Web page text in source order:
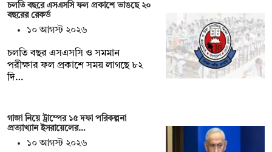
চলতি বছরে এসএসসি ফল প্রকাশে ভাঙছে ২০
বছরের রেকর্ড
১০ আগস্ট ২০২৬
চলতি বছর এসএসসি ও সমমান
পরীক্ষার ফল প্রকাশে সময় লাগছে ৮২
দি…
গাজা নিয়ে ট্রাম্পের ১৫ দফা পরিকল্পনা
প্রত্যাখ্যান ইসরায়েলের…
১০ আগস্ট ২০২৬